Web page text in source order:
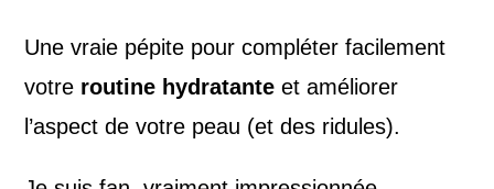
Une vraie pépite pour compléter facilement
votre routine hydratante et améliorer
l’aspect de votre peau (et des ridules).